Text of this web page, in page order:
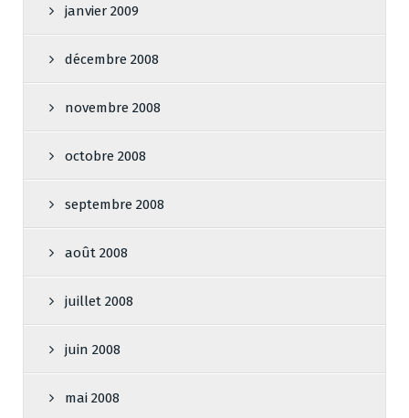
janvier 2009
décembre 2008
novembre 2008
octobre 2008
septembre 2008
août 2008
juillet 2008
juin 2008
mai 2008